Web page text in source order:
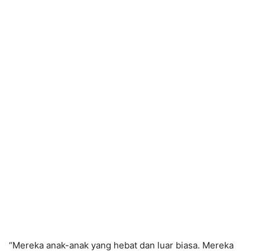
“Mereka anak-anak yang hebat dan luar biasa. Mereka